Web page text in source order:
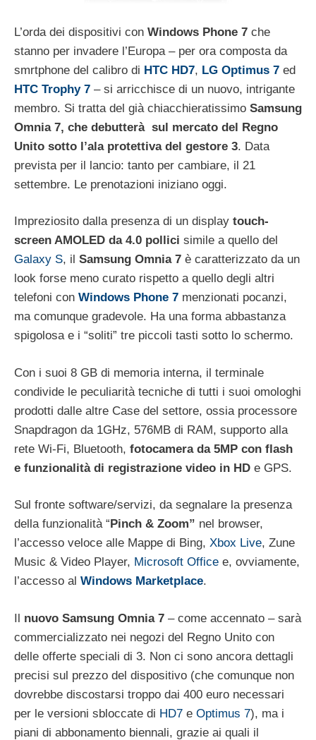
L’orda dei dispositivi con Windows Phone 7 che
stanno per invadere l’Europa – per ora composta da
smrtphone del calibro di HTC HD7, LG Optimus 7 ed
HTC Trophy 7 – si arricchisce di un nuovo, intrigante
membro. Si tratta del già chiacchieratissimo Samsung
Omnia 7, che debutterà sul mercato del Regno
Unito sotto l’ala protettiva del gestore 3. Data
prevista per il lancio: tanto per cambiare, il 21
settembre. Le prenotazioni iniziano oggi.
Impreziosito dalla presenza di un display touch-
screen AMOLED da 4.0 pollici simile a quello del
Galaxy S, il Samsung Omnia 7 è caratterizzato da un
look forse meno curato rispetto a quello degli altri
telefoni con Windows Phone 7 menzionati pocanzi,
ma comunque gradevole. Ha una forma abbastanza
spigolosa e i “soliti” tre piccoli tasti sotto lo schermo.
Con i suoi 8 GB di memoria interna, il terminale
condivide le peculiarità tecniche di tutti i suoi omologhi
prodotti dalle altre Case del settore, ossia processore
Snapdragon da 1GHz, 576MB di RAM, supporto alla
rete Wi-Fi, Bluetooth, fotocamera da 5MP con flash
e funzionalità di registrazione video in HD e GPS.
Sul fronte software/servizi, da segnalare la presenza
della funzionalità “ Pinch & Zoom” nel browser,
l’accesso veloce alle Mappe di Bing, Xbox Live, Zune
Music & Video Player, Microsoft Office e, ovviamente,
l’accesso al Windows Marketplace.
Il nuovo Samsung Omnia 7 – come accennato – sarà
commercializzato nei negozi del Regno Unito con
delle offerte speciali di 3. Non ci sono ancora dettagli
precisi sul prezzo del dispositivo (che comunque non
dovrebbe discostarsi troppo dai 400 euro necessari
per le versioni sbloccate di HD7 e Optimus 7), ma i
piani di abbonamento biennali, grazie ai quali il